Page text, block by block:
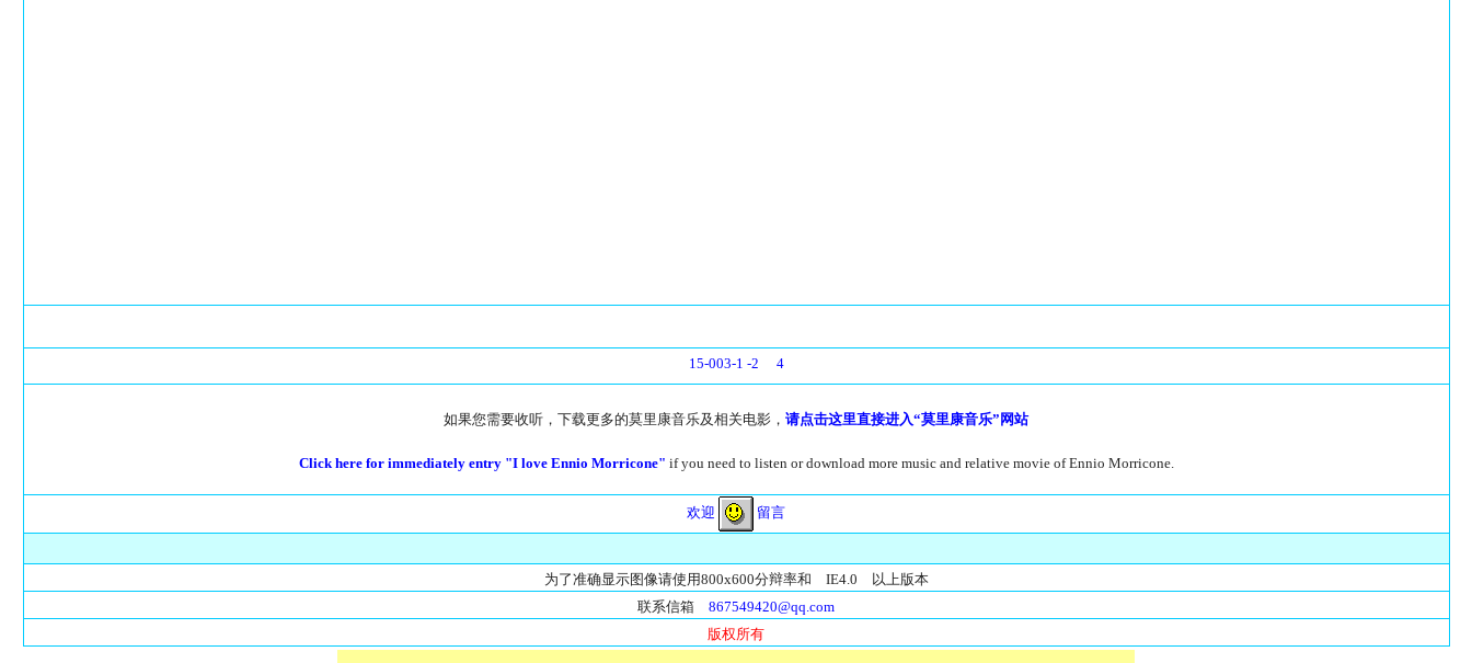
15-003-1 -2 4
如果您需要收听，下载更多的莫里康音乐及相关电影， 请点击这里直接进入“莫里康音乐”网站
Click here for immediately entry "I love Ennio Morricone" if you need to listen or download more music and relative movie of Ennio Morricone.
欢迎 留言
为了准确显示图像请使用800x600分辩率和 IE4.0 以上版本
联系信箱 867549420@qq.com
版权所有